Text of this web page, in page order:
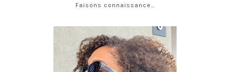
Faisons connaissance…